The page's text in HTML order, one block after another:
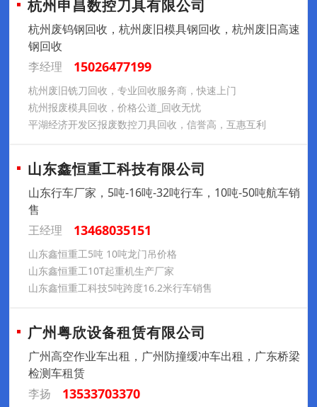
杭州申昌数控刀具有限公司
杭州废钨钢回收，杭州废旧模具钢回收，杭州废旧高速
钢回收
李经理
15026477199
杭州废旧铣刀回收，专业回收服务商，快速上门
杭州报废模具回收，价格公道_回收无忧
平湖经济开发区报废数控刀具回收，信誉高，互惠互利
山东鑫恒重工科技有限公司
山东行车厂家，5吨-16吨-32吨行车，10吨-50吨航车销
售
王经理
13468035151
山东鑫恒重工5吨 10吨龙门吊价格
山东鑫恒重工10T起重机生产厂家
山东鑫恒重工科技5吨跨度16.2米行车销售
广州粤欣设备租赁有限公司
广州高空作业车出租，广州防撞缓冲车出租，广东桥梁
检测车租赁
李扬
13533703370